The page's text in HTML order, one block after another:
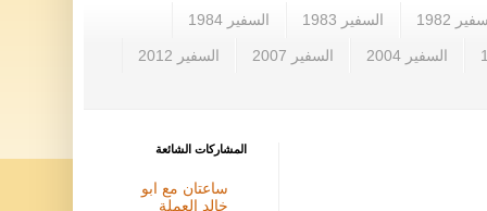
1982 السفير 1983 السفير 1984
السفير 2004 السفير 2007 السفير 2012
المشاركات الشائعة
ساعتان مع ابو
خالد العملة